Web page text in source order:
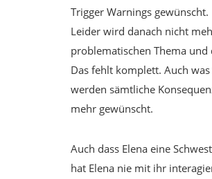
Trigger Warnings gewünscht.
Leider wird danach nicht
problematischen Thema
Das fehlt komplett. Auch
werden sämtliche
mehr gewünscht.
Auch dass Elena eine
hat Elena nie mit ihr